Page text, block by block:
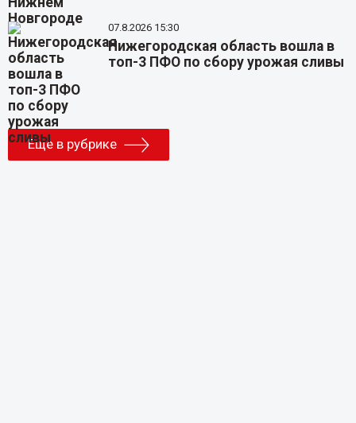
07.8.2026 15:30
Нижегородская область вошла в
топ-3 ПФО по сбору урожая сливы
Еще в рубрике